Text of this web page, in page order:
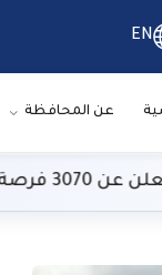
EN
عن المحافظة
شهيرة